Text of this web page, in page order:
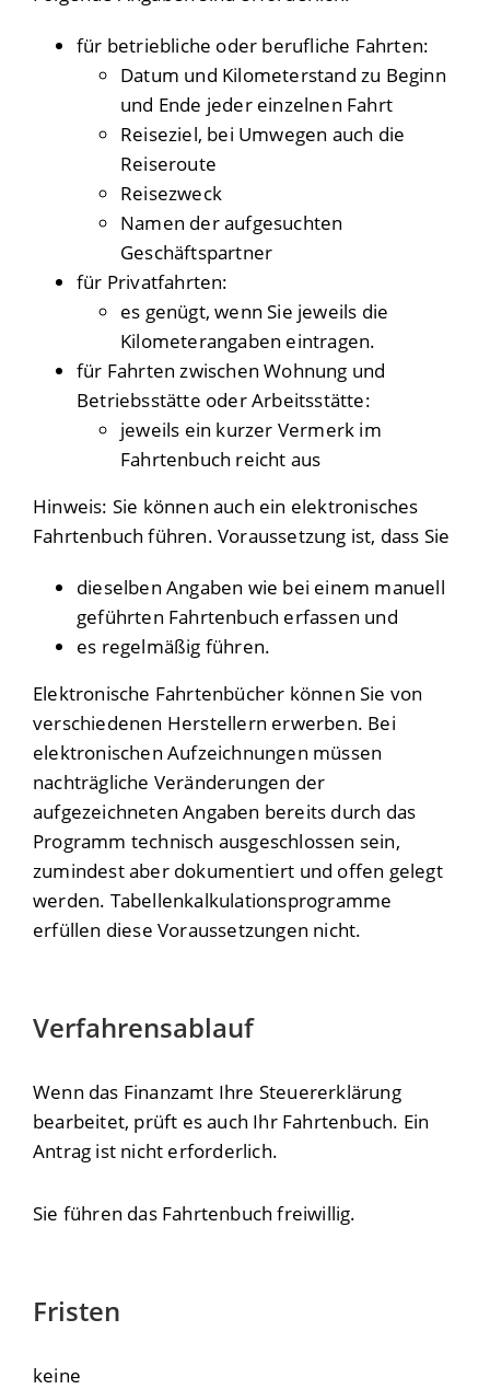
für betriebliche oder berufliche Fahrten:
Datum und Kilometerstand zu Beginn
und Ende jeder einzelnen Fahrt
Reiseziel, bei Umwegen auch die
Reiseroute
Reisezweck
Namen der aufgesuchten
Geschäftspartner
für Privatfahrten:
es genügt, wenn Sie jeweils die
Kilometerangaben eintragen.
für Fahrten zwischen Wohnung und
Betriebsstätte oder Arbeitsstätte:
jeweils ein kurzer Vermerk im
Fahrtenbuch reicht aus
Hinweis: Sie können auch ein elektronisches
Fahrtenbuch führen. Voraussetzung ist, dass Sie
dieselben Angaben wie bei einem manuell
geführten Fahrtenbuch erfassen und
es regelmäßig führen.
Elektronische Fahrtenbücher können Sie von
verschiedenen Herstellern erwerben. Bei
elektronischen Aufzeichnungen müssen
nachträgliche Veränderungen der
aufgezeichneten Angaben bereits durch das
Programm technisch ausgeschlossen sein,
zumindest aber dokumentiert und offen gelegt
werden. Tabellenkalkulationsprogramme
erfüllen diese Voraussetzungen nicht.
Verfahrensablauf
Wenn das Finanzamt Ihre Steuererklärung
bearbeitet, prüft es auch Ihr Fahrtenbuch. Ein
Antrag ist nicht erforderlich.
Sie führen das Fahrtenbuch freiwillig.
Fristen
keine